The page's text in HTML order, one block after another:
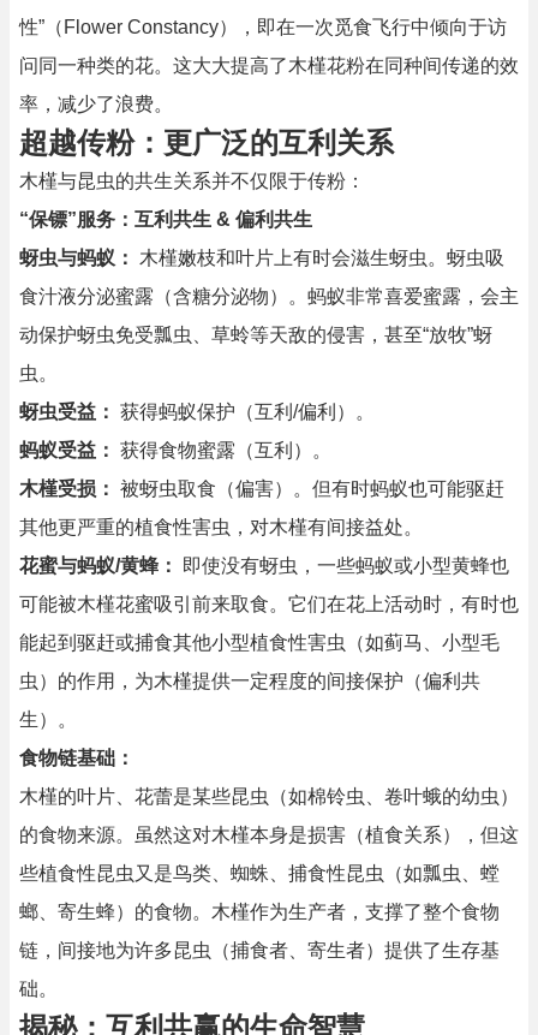
性”（Flower Constancy），即在一次觅食飞行中倾向于访
问同一种类的花。这大大提高了木槿花粉在同种间传递的效
率，减少了浪费。
超越传粉：更广泛的互利关系
木槿与昆虫的共生关系并不仅限于传粉：
“保镖”服务：互利共生 & 偏利共生
蚜虫与蚂蚁：
木槿嫩枝和叶片上有时会滋生蚜虫。蚜虫吸
食汁液分泌蜜露（含糖分泌物）。蚂蚁非常喜爱蜜露，会主
动保护蚜虫免受瓢虫、草蛉等天敌的侵害，甚至“放牧”蚜
虫。
蚜虫受益： 获得蚂蚁保护（互利/偏利）。
蚂蚁受益： 获得食物蜜露（互利）。
木槿受损： 被蚜虫取食（偏害）。但有时蚂蚁也可能驱赶
其他更严重的植食性害虫，对木槿有间接益处。
花蜜与蚂蚁/黄蜂：
即使没有蚜虫，一些蚂蚁或小型黄蜂也
可能被木槿花蜜吸引前来取食。它们在花上活动时，有时也
能起到驱赶或捕食其他小型植食性害虫（如蓟马、小型毛
虫）的作用，为木槿提供一定程度的间接保护（偏利共
生）。
食物链基础：
木槿的叶片、花蕾是某些昆虫（如棉铃虫、卷叶蛾的幼虫）
的食物来源。虽然这对木槿本身是损害（植食关系），但这
些植食性昆虫又是鸟类、蜘蛛、捕食性昆虫（如瓢虫、螳
螂、寄生蜂）的食物。木槿作为生产者，支撑了整个食物
链，间接地为许多昆虫（捕食者、寄生者）提供了生存基
础。
揭秘：互利共赢的生命智慧